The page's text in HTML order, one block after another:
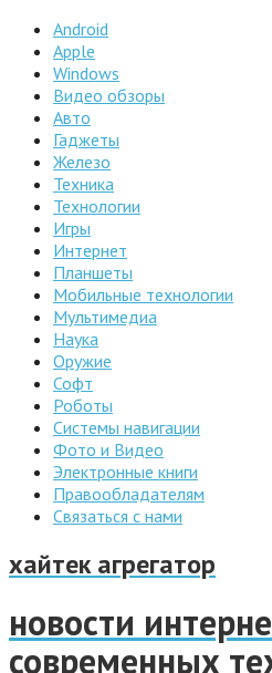
Android
Apple
Windows
Видео обзоры
Авто
Гаджеты
Железо
Техника
Технологии
Игры
Интернет
Планшеты
Мобильные технологии
Мультимедиа
Наука
Оружие
Софт
Роботы
Системы навигации
Фото и Видео
Электронные книги
Правообладателям
Связаться с нами
хайтек агрегатор
новости
современных